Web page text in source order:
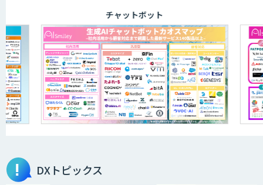
チャットボット
DXトピックス